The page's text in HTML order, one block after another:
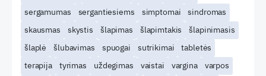
sergamumas
sergantiesiems simptomai
sindromas
skausmas
skystis šlapimas šlapimtakis
šlapinimasis
šlaplė
šlubavimas spuogai sutrikimai
tabletės
terapija
tyrimas uždegimas vaistai vargina
varpos